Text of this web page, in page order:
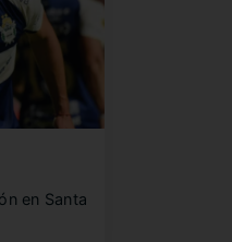
en Santa